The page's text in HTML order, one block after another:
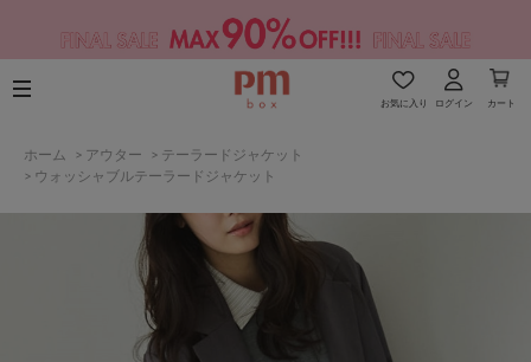
お気に入り ログイン カート
ホーム > アウター > テーラードジャケット
> ウォッシャブルテーラードジャケット